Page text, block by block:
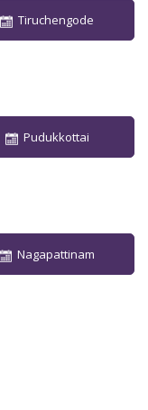
Tiruchengode
Pudukkottai
Nagapattinam